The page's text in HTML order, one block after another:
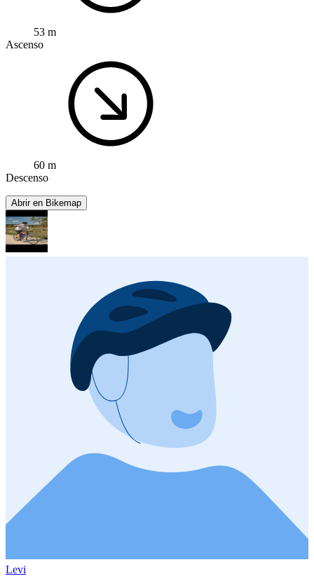
53 m
Ascenso
60 m
Descenso
Abrir en Bikemap
Levi